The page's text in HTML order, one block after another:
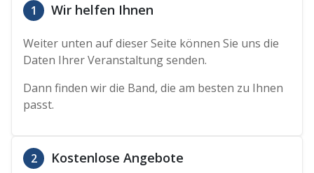
1 Wir helfen Ihnen
Weiter unten auf dieser Seite können Sie uns die
Daten Ihrer Veranstaltung senden.
Dann finden wir die Band, die am besten zu Ihnen
passt.
2 Kostenlose Angebote